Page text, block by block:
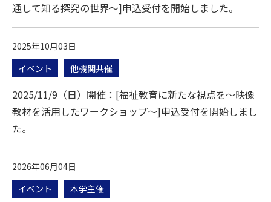
通して知る探究の世界～]申込受付を開始しました。
2025年10月03日
イベント
他機関共催
2025/11/9（日）開催：[福祉教育に新たな視点を～映像
教材を活用したワークショップ～]申込受付を開始しまし
た。
2026年06月04日
イベント
本学主催